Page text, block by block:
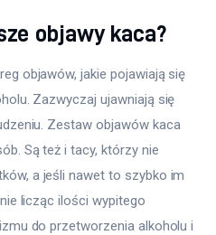
objawy kaca?
objawów, jakie pojawiają się
Zazwyczaj ujawniają się
Zestaw objawów kaca
Są też i tacy, którzy nie
a jeśli nawet to szybko im
licząc ilości wypitego
do przetworzenia alkoholu i